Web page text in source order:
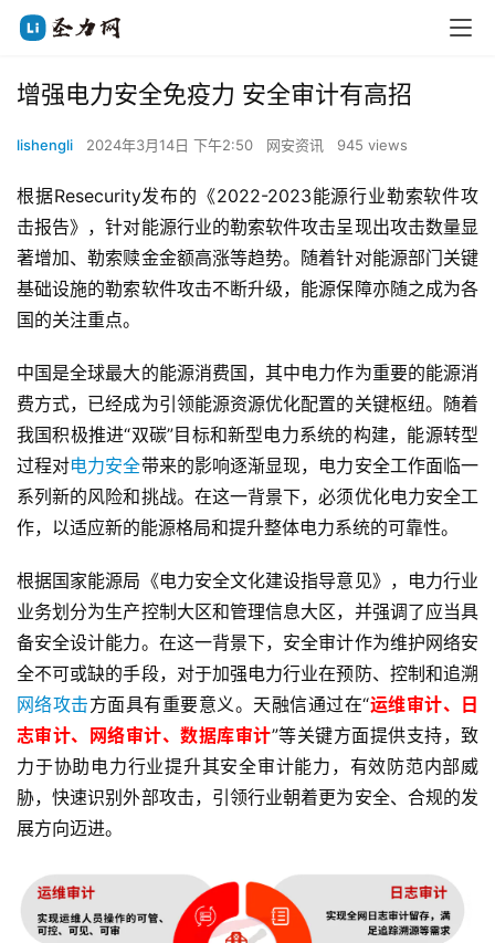
增强电力安全免疫力 安全审计有高招
lishengli 2024年3月14日 下午2:50 网安资讯 945 views
根据Resecurity发布的《2022-2023能源行业勒索软件攻
击报告》，针对能源行业的勒索软件攻击呈现出攻击数量显
著增加、勒索赎金金额高涨等趋势。随着针对能源部门关键
基础设施的勒索软件攻击不断升级，能源保障亦随之成为各
国的关注重点。
中国是全球最大的能源消费国，其中电力作为重要的能源消
费方式，已经成为引领能源资源优化配置的关键枢纽。随着
我国积极推进“双碳”目标和新型电力系统的构建，能源转型
过程对电力安全带来的影响逐渐显现，电力安全工作面临一
系列新的风险和挑战。在这一背景下，必须优化电力安全工
作，以适应新的能源格局和提升整体电力系统的可靠性。
根据国家能源局《电力安全文化建设指导意见》，电力行业
业务划分为生产控制大区和管理信息大区，并强调了应当具
备安全设计能力。在这一背景下，安全审计作为维护网络安
全不可或缺的手段，对于加强电力行业在预防、控制和追溯
网络攻击方面具有重要意义。天融信通过在“运维审计、日
志审计、网络审计、数据库审计”等关键方面提供支持，致
力于协助电力行业提升其安全审计能力，有效防范内部威
胁，快速识别外部攻击，引领行业朝着更为安全、合规的发
展方向迈进。